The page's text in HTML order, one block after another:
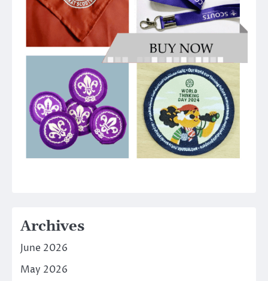
Archives
June 2026
May 2026